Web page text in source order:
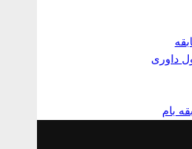
داوری
بام